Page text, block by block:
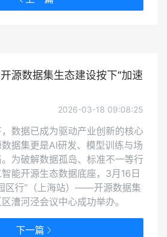
源数据集生态建设按下“加速
2026-03-18 09:08:25
数据已成为驱动产业创新的核心
据集更是AI研发、模型训练与场
为破解数据孤岛、标准不一等行
能开源生态数据底座，3月16日
区行”（上海站）——开源数据集
漕河泾会议中心成功举办。
下一篇